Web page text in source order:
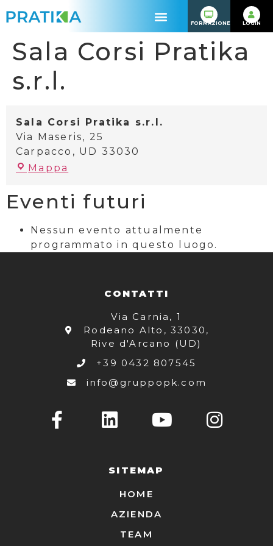
FORMAZIONE LOGIN
Sala Corsi Pratika
s.r.l.
Sala Corsi Pratika s.r.l.
Via Maseris, 25
Carpacco , UD 33030
Mappa
Eventi futuri
Nessun evento attualmente
programmato in questo luogo.
CONTATTI
Via Carnia, 1
Rodeano Alto, 33030,
Rive d'Arcano (UD)
+39 0432 807545
info@gruppopk.com
SITEMAP
HOME
AZIENDA
TEAM